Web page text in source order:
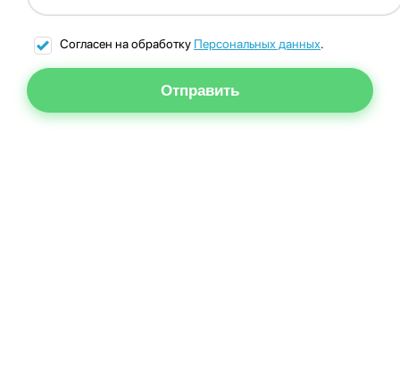
Согласен на обработку Персональных данных.
Отправить